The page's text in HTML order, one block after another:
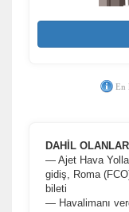
En
DAHİL
— Ajet Hava
gidiş, Roma
bileti
— Havalimanı